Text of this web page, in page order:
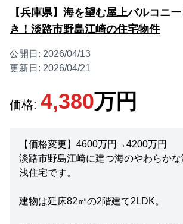
【兵庫県】海を望む屋上バルコニ
き！淡路市野島江崎の住宅物件
公開日: 2026/04/13
更新日: 2026/04/21
価格: 4,380万円
【価格変更】4600万円→4200万円
淡路市野島江崎に建つ海のやわらか
浅住宅です。
建物は延床82㎡の2階建て2LDK。